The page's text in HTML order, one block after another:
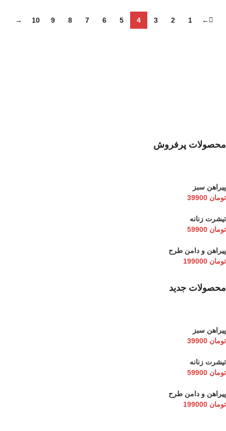
←
1
2
3
4
5
6
7
8
9
10
→
محصولات پرفروش
پیراهن سبز
تومان
تیشرت زنانه
تومان
پیراهن و دامن طرح
تومان
محصولات جدید
پیراهن سبز
تومان
تیشرت زنانه
تومان
پیراهن و دامن طرح
تومان